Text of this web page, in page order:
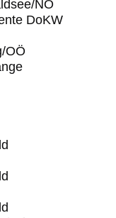
NÖ
DoKW
OÖ